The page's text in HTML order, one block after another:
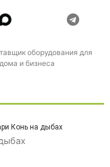
оборудования для
и бизнеса
Конь на дыбах